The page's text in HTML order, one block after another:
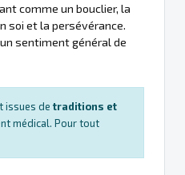
comme un bouclier, la
soi et la persévérance.
sentiment général de
issues de traditions et
médical. Pour tout